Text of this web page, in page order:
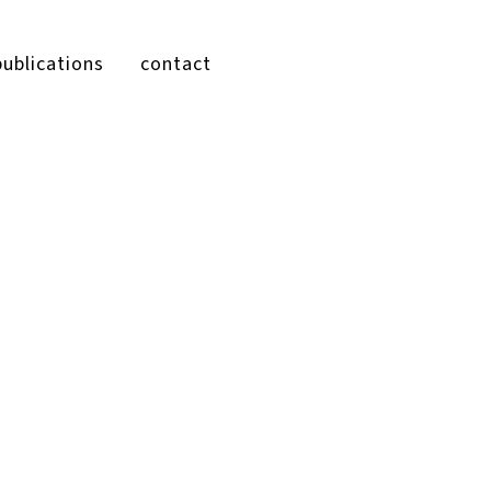
contact